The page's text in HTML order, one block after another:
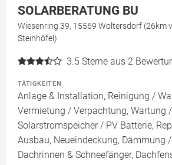
SOLARBERATUNG BU
Wiesenring 39, 15569 Woltersdorf (26km
Steinhöfel)
3.5 Sterne aus 2
TÄTIGKEITEN
Anlage & Installation, Reinigung /
Vermietung / Verpachtung, Wartung
Solarstromspeicher / PV Batterie,
Ausbau, Neueindeckung, Dämmung
Dachrinnen & Schneefänger,